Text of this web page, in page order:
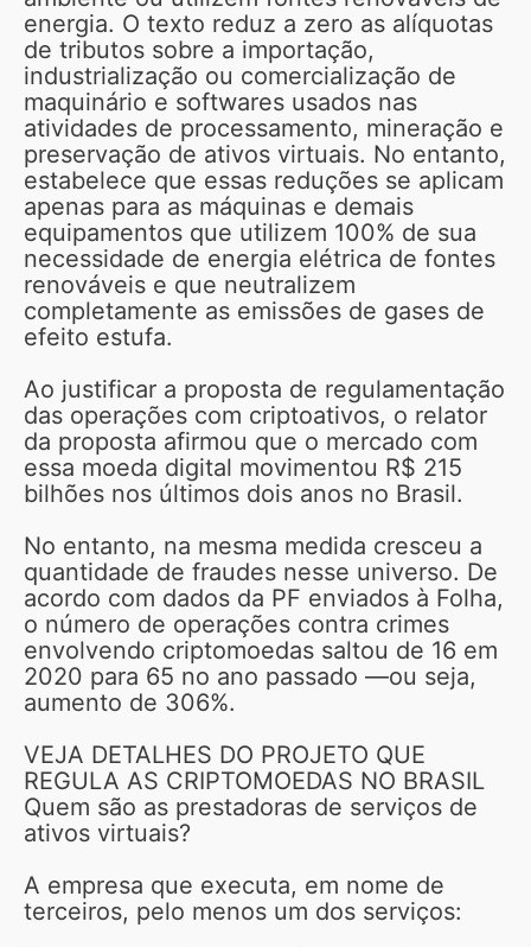
energia. O texto reduz a zero as alíquotas
de tributos sobre a importação,
industrialização ou comercialização de
maquinário e softwares usados nas
atividades de processamento, mineração e
preservação de ativos virtuais. No entanto,
estabelece que essas reduções se aplicam
apenas para as máquinas e demais
equipamentos que utilizem 100% de sua
necessidade de energia elétrica de fontes
renováveis e que neutralizem
completamente as emissões de gases de
efeito estufa.
Ao justificar a proposta de regulamentação
das operações com criptoativos, o relator
da proposta afirmou que o mercado com
essa moeda digital movimentou R$ 215
bilhões nos últimos dois anos no Brasil.
No entanto, na mesma medida cresceu a
quantidade de fraudes nesse universo. De
acordo com dados da PF enviados à Folha,
o número de operações contra crimes
envolvendo criptomoedas saltou de 16 em
2020 para 65 no ano passado —ou seja,
aumento de 306%.
VEJA DETALHES DO PROJETO QUE
REGULA AS CRIPTOMOEDAS NO BRASIL
Quem são as prestadoras de serviços de
ativos virtuais?
A empresa que executa, em nome de
terceiros, pelo menos um dos serviços: